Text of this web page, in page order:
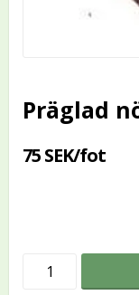
Präglad
75 SEK/fot